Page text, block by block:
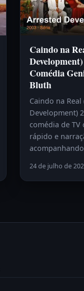
Caindo na
Comédia
Bluth
Caindo na Real
Development)
comédia de
rápido e
24 de julho de